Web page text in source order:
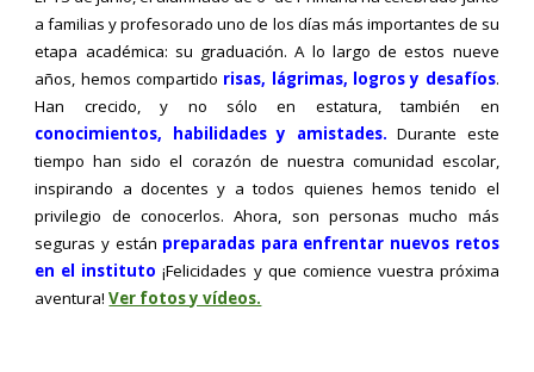
a familias y profesorado uno de los días más importantes de su
etapa académica: su graduación. A lo largo de estos nueve
años, hemos compartido risas, lágrimas, logros y desafíos.
Han crecido, y no sólo en estatura, también en
conocimientos, habilidades y amistades. Durante este
tiempo han sido el corazón de nuestra comunidad escolar,
inspirando a docentes y a todos quienes hemos tenido el
privilegio de conocerlos. Ahora, son personas mucho más
seguras y están preparadas para enfrentar nuevos retos
en el instituto ¡Felicidades y que comience vuestra próxima
aventura! Ver fotos y vídeos.